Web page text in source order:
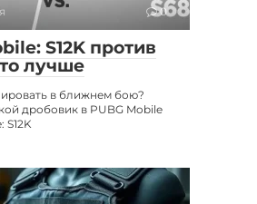
0
S12K против
лучше
в ближнем бою?
дробовик в PUBG Mobile
S12K